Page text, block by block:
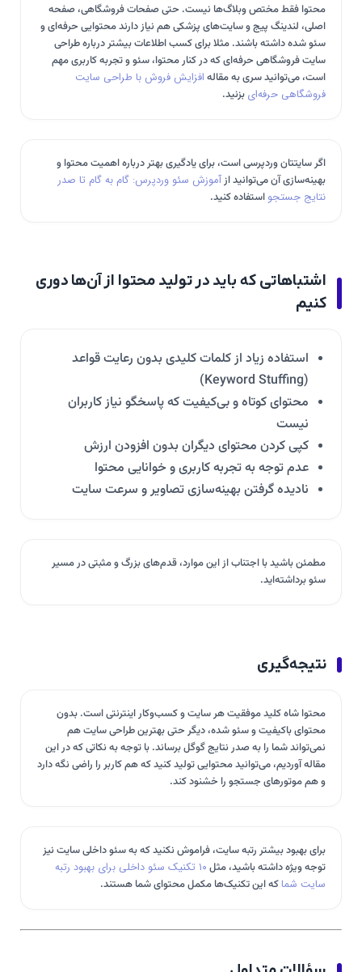
محتوا فقط مختص وبلاگ‌ها نیست. حتی صفحات فروشگاهی، صفحه
اصلی، لندینگ پیج و سایت‌های پزشکی هم نیاز دارند محتوایی حرفه‌ای و
سئو شده داشته باشند. مثلا برای کسب اطلاعات بیشتر درباره طراحی
سایت فروشگاهی حرفه‌ای که در کنار محتوا، سئو و تجربه کاربری مهم
است، می‌توانید سری به مقاله افزایش فروش با طراحی سایت
فروشگاهی حرفه‌ای بزنید.
اگر سایتتان وردپرسی است، برای یادگیری بهتر درباره اهمیت محتوا و
بهینه‌سازی آن می‌توانید ازآموزش سئو وردپرس: گام به گام تا صدر
نتایج جستجو استفاده کنید.
اشتباهاتی که باید در تولید محتوا از آن‌ها دوری
کنیم
استفاده زیاد از کلمات کلیدی بدون رعایت قواعد
(Keyword Stuffing)
محتوای کوتاه و بی‌کیفیت که پاسخگو نیاز کاربران
نیست
کپی کردن محتوای دیگران بدون افزودن ارزش
عدم توجه به تجربه کاربری و خوانایی محتوا
نادیده گرفتن بهینه‌سازی تصاویر و سرعت سایت
مطمئن باشید با اجتناب از این موارد، قدم‌های بزرگ و مثبتی در مسیر
سئو برداشته‌اید.
نتیجه‌گیری
محتوا شاه کلید موفقیت هر سایت و کسب‌وکار اینترنتی است. بدون
محتوای باکیفیت و سئو شده، دیگر حتی بهترین طراحی سایت هم
نمی‌تواند شما را به صدر نتایج گوگل برساند. با توجه به نکاتی که در این
مقاله آوردیم، می‌توانید محتوایی تولید کنید که هم کاربر را راضی نگه دارد
و هم موتورهای جستجو را خشنود کند.
برای بهبود بیشتر رتبه سایت، فراموش نکنید که به سئو داخلی سایت نیز
توجه ویژه داشته باشید، مثل
۱۰ تکنیک سئو داخلی برای بهبود رتبه
سایت شماکه این تکنیک‌ها مکمل محتوای شما هستند.